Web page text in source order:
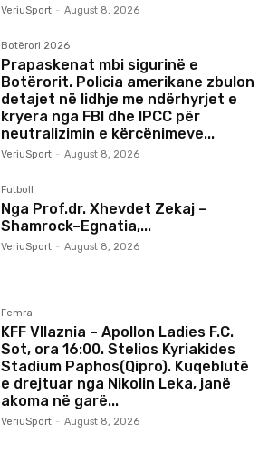
VeriuSport - August 8, 2026
Botërori 2026
Prapaskenat mbi sigurinë e
Botërorit. Policia amerikane zbulon
detajet në lidhje me ndërhyrjet e
kryera nga FBI dhe IPCC për
neutralizimin e kërcënimeve...
VeriuSport - August 8, 2026
Futboll
Nga Prof.dr. Xhevdet Zekaj –
Shamrock–Egnatia,...
VeriuSport - August 8, 2026
Femra
KFF Vllaznia – Apollon Ladies F.C.
Sot, ora 16:00. Stelios Kyriakides
Stadium Paphos(Qipro). Kuqeblutë
e drejtuar nga Nikolin Leka, janë
akoma në garë...
VeriuSport - August 8, 2026